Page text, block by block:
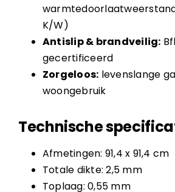
K/W)
Antislip & brandveilig:
gecertificeerd
Zorgeloos: levenslange
woongebruik
Technische
Afmetingen: 91,4 x 91,4 cm
Totale dikte: 2,5 mm
Toplaag: 0,55 mm